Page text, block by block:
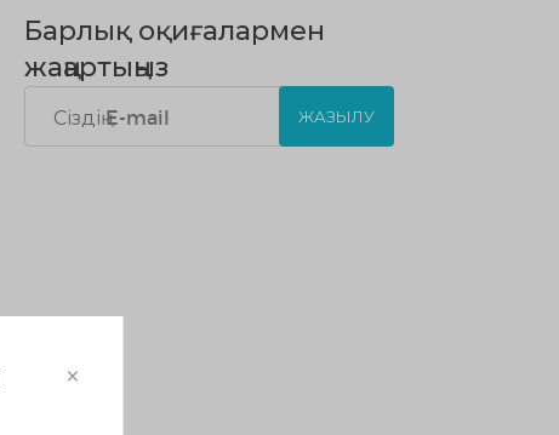
Барлық оқиғалармен
жаңартыңыз
ЖАЗЫЛУ
×